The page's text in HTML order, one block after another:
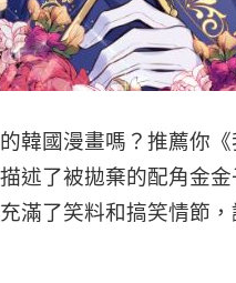
韓國漫畫嗎？推薦你
述了被拋棄的配角金
滿了笑料和搞笑情節